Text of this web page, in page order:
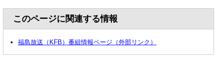
このページに関連する情報
福島放送（KFB）番組情報ページ（外部リンク）